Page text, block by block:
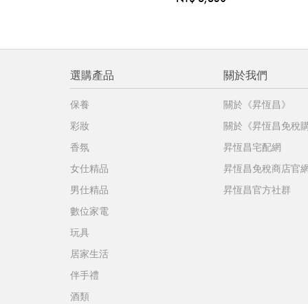
選購產品
保養
彩妝
香氛
女仕精品
男仕精品
數位家電
玩具
居家生活
伴手禮
酒類
關於我們
關於《昇恆昌》
關於《昇恆昌免稅
昇恆昌宅配網
昇恆昌免稅商店官
昇恆昌官方社群